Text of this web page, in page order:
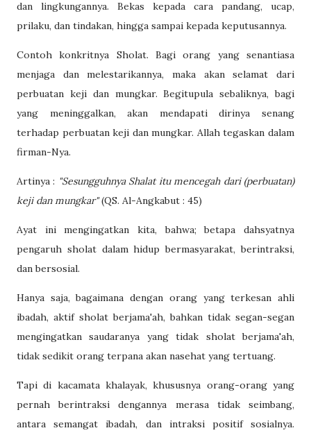
dan lingkungannya. Bekas kepada cara pandang, ucap,
prilaku, dan tindakan, hingga sampai kepada keputusannya.
Contoh konkritnya Sholat. Bagi orang yang senantiasa
menjaga dan melestarikannya, maka akan selamat dari
perbuatan keji dan mungkar. Begitupula sebaliknya, bagi
yang meninggalkan, akan mendapati dirinya senang
terhadap perbuatan keji dan mungkar. Allah tegaskan dalam
firman-Nya.
Artinya : "Sesungguhnya Shalat itu mencegah dari (perbuatan)
keji dan mungkar"(QS. Al-Angkabut : 45)
Ayat ini mengingatkan kita, bahwa; betapa dahsyatnya
pengaruh sholat dalam hidup bermasyarakat, berintraksi,
dan bersosial.
Hanya saja, bagaimana dengan orang yang terkesan ahli
ibadah, aktif sholat berjama'ah, bahkan tidak segan-segan
mengingatkan saudaranya yang tidak sholat berjama'ah,
tidak sedikit orang terpana akan nasehat yang tertuang.
Tapi di kacamata khalayak, khususnya orang-orang yang
pernah berintraksi dengannya merasa tidak seimbang,
antara semangat ibadah, dan intraksi positif sosialnya.